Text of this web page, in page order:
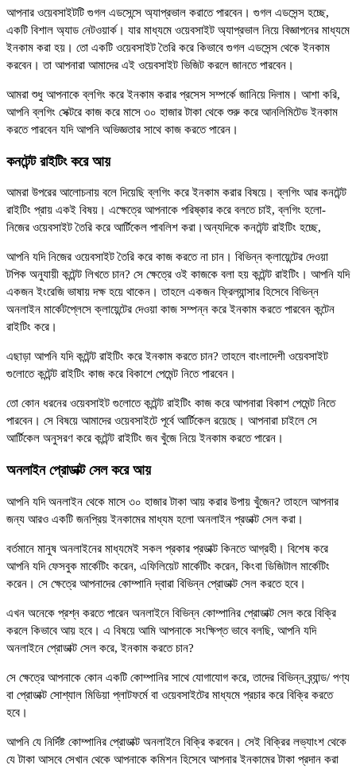
আপনার ওয়েবসাইটটি গুগল এডসেন্সে অ্যাপ্রভাল করাতে পারবেন। গুগল এডসেন্স হচ্ছে,
একটি বিশাল অ্যাড নেটওয়ার্ক। যার মাধ্যমে ওয়েবসাইট অ্যাপ্রভাল নিয়ে বিজ্ঞাপনের মাধ্যমে
ইনকাম করা হয়। তো একটি ওয়েবসাইট তৈরি করে কিভাবে গুগল এডসেন্স থেকে ইনকাম
করবেন। তা আপনারা আমাদের এই ওয়েবসাইট ভিজিট করলে জানতে পারবেন।
আমরা শুধু আপনাকে ব্লগিং করে ইনকাম করার প্রসেস সম্পর্কে জানিয়ে দিলাম। আশা করি,
আপনি ব্লগিং সেক্টরে কাজ করে মাসে ৩০ হাজার টাকা থেকে শুরু করে আনলিমিটেড ইনকাম
করতে পারবেন যদি আপনি অভিজ্ঞতার সাথে কাজ করতে পারেন।
কনটেন্ট রাইটিং করে আয়
আমরা উপরের আলোচনায় বলে দিয়েছি ব্লগিং করে ইনকাম করার বিষয়ে। ব্লগিং আর কনটেন্ট
রাইটিং প্রায় একই বিষয়। এক্ষেত্রে আপনাকে পরিষ্কার করে বলতে চাই, ব্লগিং হলো-
নিজের ওয়েবসাইট তৈরি করে আর্টিকেল পাবলিশ করা।অন্যদিকে কনটেন্ট রাইটিং হচ্ছে,
আপনি যদি নিজের ওয়েবসাইট তৈরি করে কাজ করতে না চান। বিভিন্ন ক্লায়েন্টের দেওয়া
টপিক অনুযায়ী কন্টেন্ট লিখতে চান? সে ক্ষেত্রে ওই কাজকে বলা হয় কন্টেন্ট রাইটিং। আপনি যদি
একজন ইংরেজি ভাষায় দক্ষ হয়ে থাকেন। তাহলে একজন ফ্রিল্যান্সার হিসেবে বিভিন্ন
অনলাইন মার্কেটপ্লেসে ক্লায়েন্টের দেওয়া কাজ সম্পন্ন করে ইনকাম করতে পারবেন কন্টেন
রাইটিং করে।
এছাড়া আপনি যদি কন্টেন্ট রাইটিং করে ইনকাম করতে চান? তাহলে বাংলাদেশী ওয়েবসাইট
গুলোতে কন্টেন্ট রাইটিং কাজ করে বিকাশে পেমেন্ট নিতে পারবেন।
তো কোন ধরনের ওয়েবসাইট গুলোতে কন্টেন্ট রাইটিং কাজ করে আপনারা বিকাশ পেমেন্ট নিতে
পারবেন। সে বিষয়ে আমাদের ওয়েবসাইটে পূর্বে আর্টিকেল রয়েছে। আপনারা চাইলে সে
আর্টিকেল অনুসরণ করে কন্টেন্ট রাইটিং জব খুঁজে নিয়ে ইনকাম করতে পারেন।
অনলাইন প্রোডাক্ট সেল করে আয়
আপনি যদি অনলাইন থেকে মাসে ৩০ হাজার টাকা আয় করার উপায় খুঁজেন? তাহলে আপনার
জন্য আরও একটি জনপ্রিয় ইনকামের মাধ্যম হলো অনলাইন প্রডাক্ট সেল করা।
বর্তমানে মানুষ অনলাইনের মাধ্যমেই সকল প্রকার প্রডাক্ট কিনতে আগ্রহী। বিশেষ করে
আপনি যদি ফেসবুক মার্কেটিং করেন, এফিলিয়েট মার্কেটিং করেন, কিংবা ডিজিটাল মার্কেটিং
করেন। সে ক্ষেত্রে আপনাদের কোম্পানি দ্বারা বিভিন্ন প্রোডাক্ট সেল করতে হবে।
এখন অনেকে প্রশ্ন করতে পারেন অনলাইনে বিভিন্ন কোম্পানির প্রোডাক্ট সেল করে বিক্রি
করলে কিভাবে আয় হবে। এ বিষয়ে আমি আপনাকে সংক্ষিপ্ত ভাবে বলছি, আপনি যদি
অনলাইনে প্রোডাক্ট সেল করে, ইনকাম করতে চান?
সে ক্ষেত্রে আপনাকে কোন একটি কোম্পানির সাথে যোগাযোগ করে, তাদের বিভিন্ন ব্র্যান্ড/ পণ্য
বা প্রোডাক্ট সোশ্যাল মিডিয়া প্লাটফর্মে বা ওয়েবসাইটের মাধ্যমে প্রচার করে বিক্রি করতে
হবে।
আপনি যে নির্দিষ্ট কোম্পানির প্রোডাক্ট অনলাইনে বিক্রি করবেন। সেই বিক্রির লভ্যাংশ থেকে
যে টাকা আসবে সেখান থেকে আপনাকে কমিশন হিসেবে আপনার ইনকামের টাকা প্রদান করা